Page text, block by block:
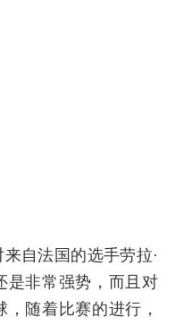
自法国的选手劳拉·
是非常强势，而且对
随着比赛的进行，